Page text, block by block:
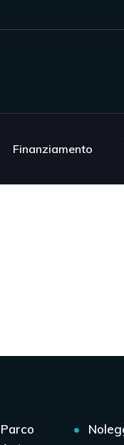
Finanziamento
Parco